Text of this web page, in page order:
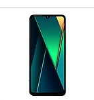
萬畫素主
腦演算引擎與
實光影層次。
像都鮮明生動
256 GB